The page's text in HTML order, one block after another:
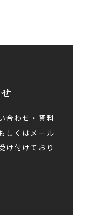
合わせ・資料
しくはメール
け付けており